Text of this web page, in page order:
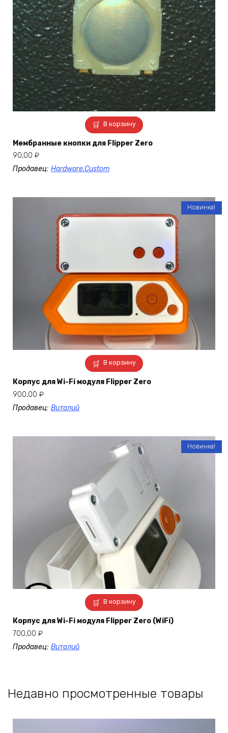
В корзину
Мембранные кнопки для Flipper Zero
90,00 ₽
Продавец: Hardware.Custom
В корзину
Новинка!
Корпус для Wi-Fi модуля Flipper Zero
900,00 ₽
Продавец: Виталий
В корзину
Новинка!
Корпус для Wi-Fi модуля Flipper Zero (WiFi)
700,00 ₽
Продавец: Виталий
Недавно просмотренные товары